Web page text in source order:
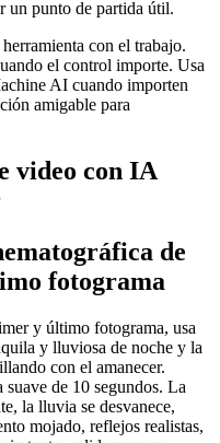
un punto de partida útil.
con el trabajo.
el control importe. Usa
AI cuando importen
amigable para
video con IA
de
fotograma
y último fotograma, usa
y lluviosa de noche y la
con el amanecer.
de 10 segundos. La
la lluvia se desvanece,
mojado, reflejos realistas,